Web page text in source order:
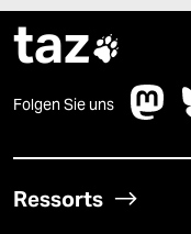
taz
Folgen Sie uns
Ressorts